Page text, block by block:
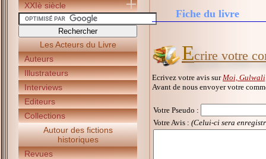
XXIè siècle
Les Acteurs du Livre
Auteurs
Illustrateurs
Interviews
Editeurs
Collections
Autour des fictions
historiques
Revues
Fiche du livre
Ecrire votre
Ecrivez votre avis sur Moi,
Avant de nous envoyer votre
Votre Pseudo :
Votre Avis : (Celui-ci sera